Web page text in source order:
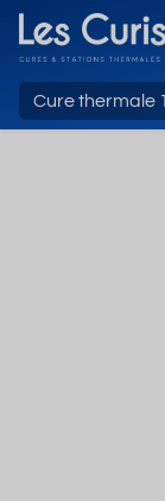
Cure thermale